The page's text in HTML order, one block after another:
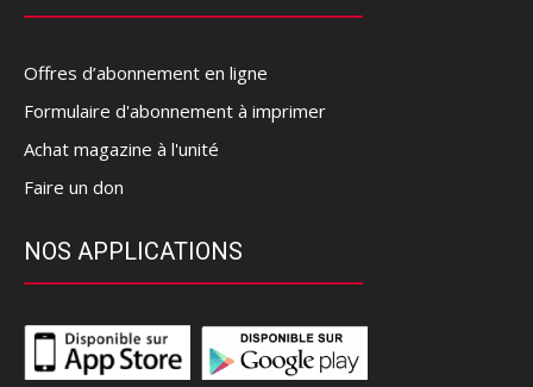
Offres d’abonnement en ligne
Formulaire d'abonnement à imprimer
Achat magazine à l'unité
Faire un don
NOS APPLICATIONS